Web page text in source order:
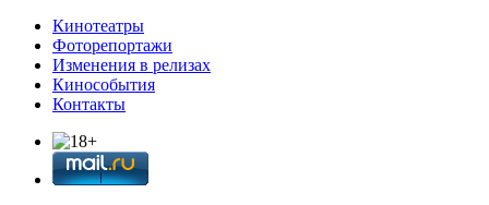
Кинотеатры
Фоторепортажи
Изменения в релизах
Кинособытия
Контакты